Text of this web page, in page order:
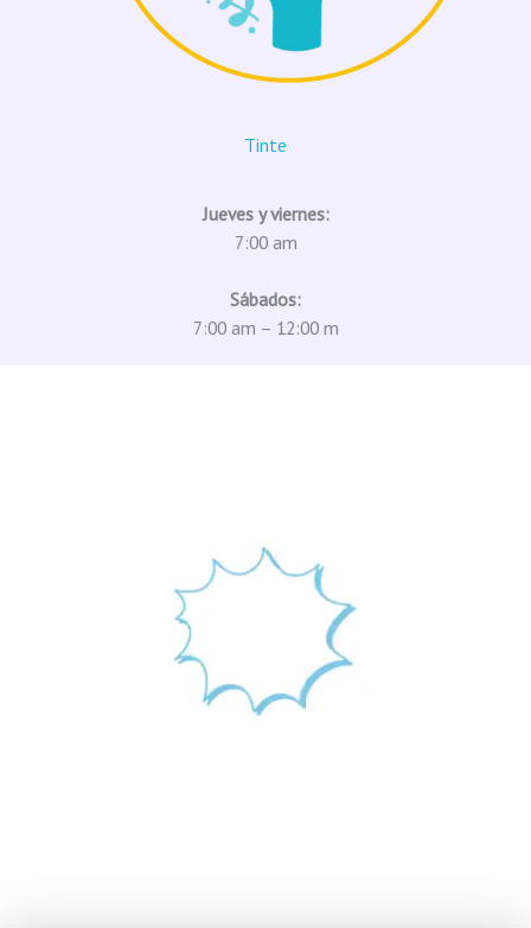
Tinte
Jueves y viernes:
7:00 am
Sábados:
7:00 am – 12:00 m
https://academiadebellezapanamericana.com/matriculas/